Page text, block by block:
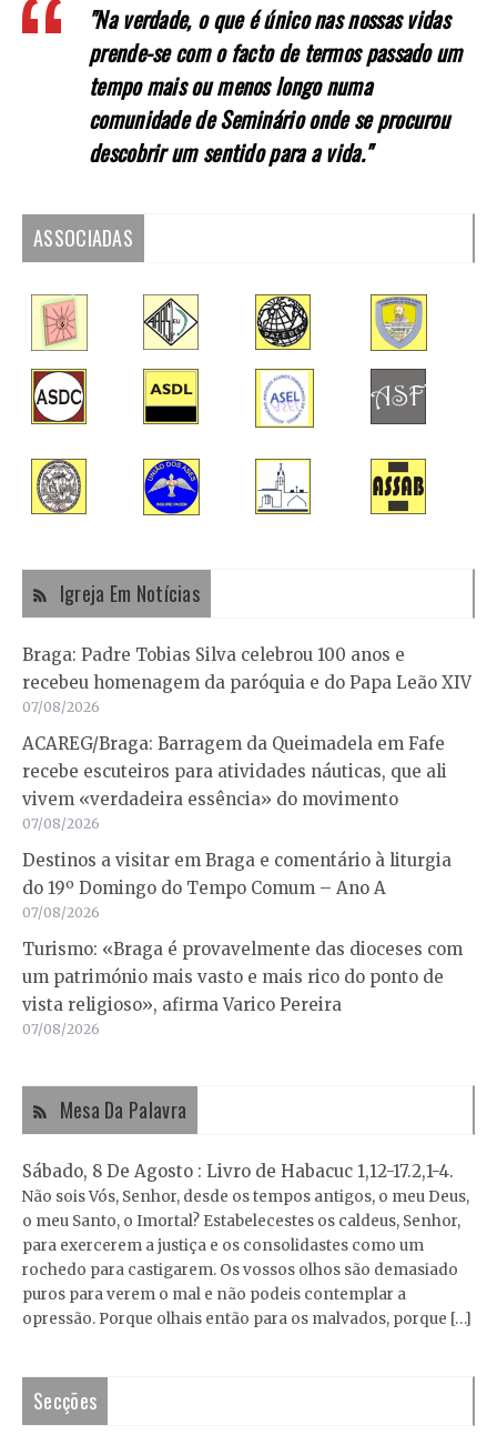
"Na verdade, o que é único nas nossas vidas
prende-se com o facto de termos passado um
tempo mais ou menos longo numa
comunidade de Seminário onde se procurou
descobrir um sentido para a vida."
ASSOCIADAS
Igreja Em Notícias
Braga: Padre Tobias Silva celebrou 100 anos e
recebeu homenagem da paróquia e do Papa Leão XIV
07/08/2026
ACAREG/Braga: Barragem da Queimadela em Fafe
recebe escuteiros para atividades náuticas, que ali
vivem «verdadeira essência» do movimento
07/08/2026
Destinos a visitar em Braga e comentário à liturgia
do 19º Domingo do Tempo Comum – Ano A
07/08/2026
Turismo: «Braga é provavelmente das dioceses com
um património mais vasto e mais rico do ponto de
vista religioso», afirma Varico Pereira
07/08/2026
Mesa Da Palavra
Sábado, 8 De Agosto : Livro de Habacuc 1,12-17.2,1-4.
Não sois Vós, Senhor, desde os tempos antigos, o meu Deus,
o meu Santo, o Imortal? Estabelecestes os caldeus, Senhor,
para exercerem a justiça e os consolidastes como um
rochedo para castigarem. Os vossos olhos são demasiado
puros para verem o mal e não podeis contemplar a
opressão. Porque olhais então para os malvados, porque […]
Secções